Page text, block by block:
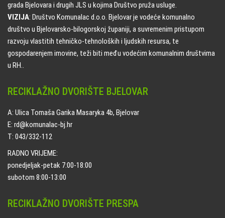
grada Bjelovara i drugih JLS u kojima Društvo pruža usluge.
VIZIJA: Društvo Komunalac d.o.o. Bjelovar je vodeće komunalno
društvo u Bjelovarsko-bilogorskoj županiji, a suvremenim pristupom
razvoju vlastitih tehničko-tehnoloških i ljudskih resursa, te
gospodarenjem imovine, teži biti među vodećim komunalnim društvima
u RH..
RECIKLAŽNO DVORIŠTE BJELOVAR
A: Ulica Tomaša Garika Masaryka 4b, Bjelovar
E: rd@komunalac-bj.hr
T: 043/332-112
RADNO VRIJEME:
ponedjeljak-petak 7:00-18:00
subotom 8:00-13:00
RECIKLAŽNO DVORIŠTE PRESPA